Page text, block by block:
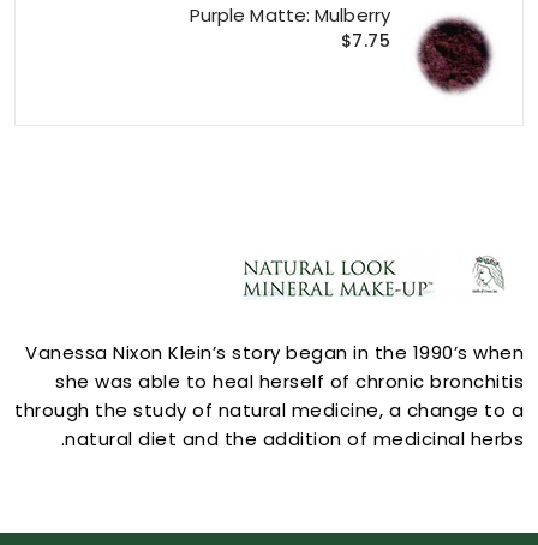
Purple Matte: Mulberry
$7.75
Vanessa Nixon Klein’s story began in the 1990’s when
she was able to heal herself of chronic bronchitis
through the study of natural medicine, a change to a
natural diet and the addition of medicinal herbs.